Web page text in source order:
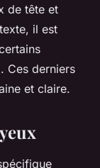
de tête et
il est
Ces derniers
et claire.